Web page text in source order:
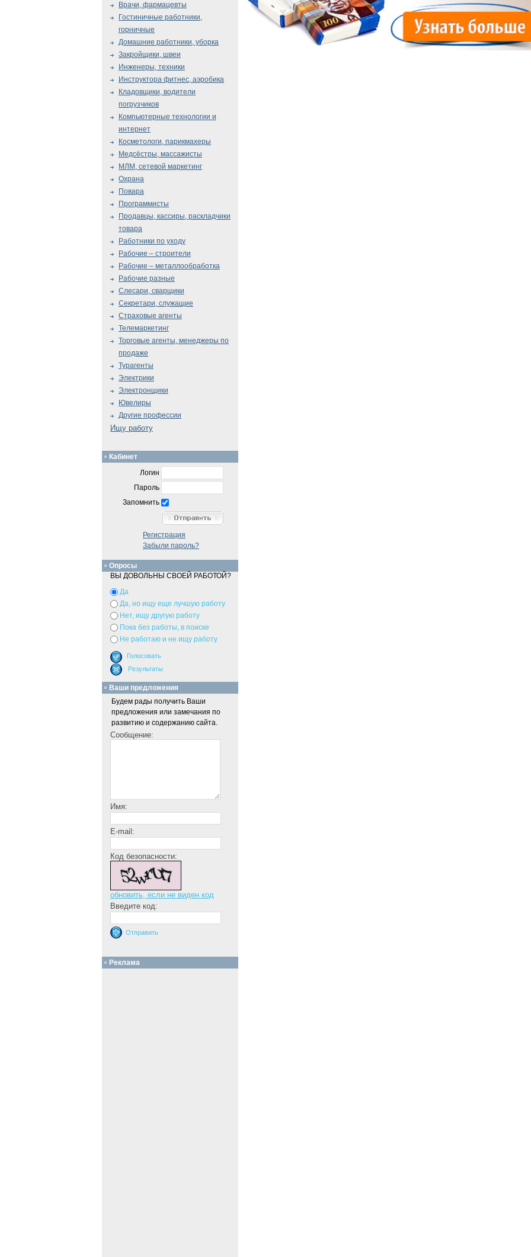
Врачи, фармацевты
Гостиничные работники,
горничные
Домашние работники, уборка
Закройщики, швеи
Инженеры, техники
Инструктора фитнес, аэробика
Кладовщики, водители
погрузчиков
Компьютерные технологии и
интернет
Косметологи, парикмахеры
Медсёстры, массажисты
МЛМ, сетевой маркетинг
Охрана
Повара
Программисты
Продавцы, кассиры, раскладчики
товара
Работники по уходу
Рабочие – строители
Рабочие – металлообработка
Рабочие разные
Слесари, сварщики
Секретари, служащие
Страховые агенты
Телемаркетинг
Торговые агенты, менеджеры по
продаже
Турагенты
Электрики
Электронщики
Ювелиры
Другие профессии
Ищу работу
Кабинет
Логин
Пароль
Запомнить
Регистрация
Забыли пароль?
Опросы
ВЫ ДОВОЛЬНЫ СВОЕЙ РАБОТОЙ?
Да
Да, но ищу еще лучшую работу
Нет, ищу другую работу
Пока без работы, в поиске
Не работаю и не ищу работу
Ваши предложения
Будем рады получить Ваши
предложения или замечания по
развитию и содержанию сайта.
Сообщение:
Имя:
E-mail:
Код безопасности:
обновить, если не виден код
Введите код:
Реклама